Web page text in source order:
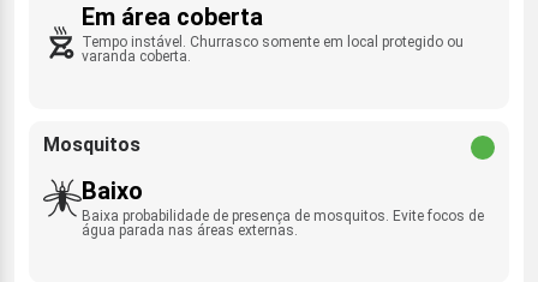
Em área coberta
Tempo instável. Churrasco somente em local protegido ou
varanda coberta.
Mosquitos
Baixo
Baixa probabilidade de presença de mosquitos. Evite focos de
água parada nas áreas externas.